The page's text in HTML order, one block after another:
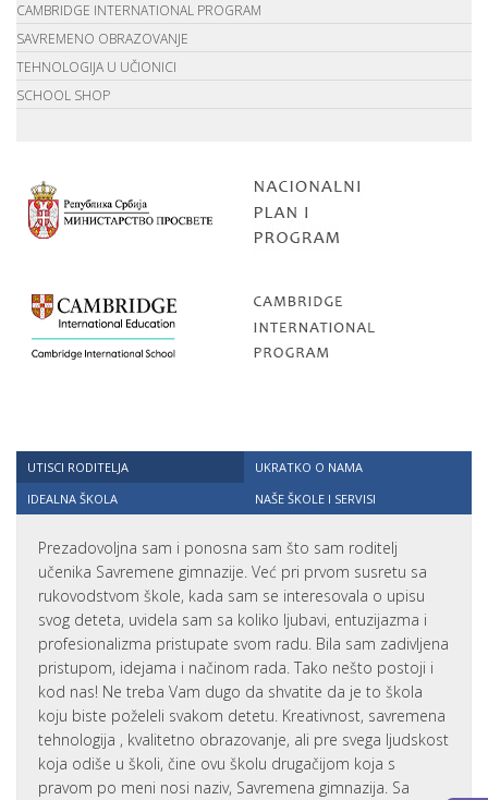
CAMBRIDGE INTERNATIONAL PROGRAM
SAVREMENO OBRAZOVANJE
TEHNOLOGIJA U UČIONICI
SCHOOL SHOP
UTISCI RODITELJA
UKRATKO O NAMA
IDEALNA ŠKOLA
NAŠE ŠKOLE I SERVISI
Prezadovoljna sam i ponosna sam što sam roditelj
učenika Savremene gimnazije. Već pri prvom susretu sa
rukovodstvom škole, kada sam se interesovala o upisu
svog deteta, uvidela sam sa koliko ljubavi, entuzijazma i
profesionalizma pristupate svom radu. Bila sam zadivljena
pristupom, idejama i načinom rada. Tako nešto postoji i
kod nas! Ne treba Vam dugo da shvatite da je to škola
koju biste poželeli svakom detetu. Kreativnost, savremena
tehnologija , kvalitetno obrazovanje, ali pre svega ljudskost
koja odiše u školi, čine ovu školu drugačijom koja s
pravom po meni nosi naziv, Savremena gimnazija. Sa